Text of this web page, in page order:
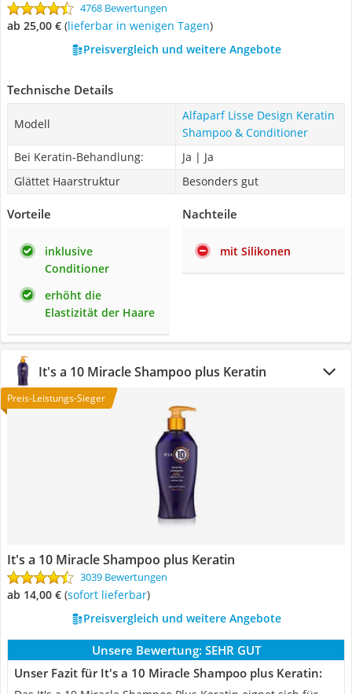
4768 Bewertungen
ab 25,00 € ( Lieferbar in wenigen Tagen)
Preisvergleich und weitere Angebote
Technische Details
Modell
Alfaparf Lisse Design Keratin
Shampoo & Conditioner
Bei Keratin-Behandlung:
Ja | Ja
Glättet Haarstruktur
Besonders gut
Vorteile
inklusive
Conditioner
erhöht die
Elastizität der Haare
Nachteile
mit Silikonen
It's a 10 Miracle Shampoo plus Keratin
Preis-Leistungs-Sieger
It's a 10 Miracle Shampoo plus Keratin
3039 Bewertungen
ab 14,00 € ( Sofort lieferbar)
Preisvergleich und weitere Angebote
Unsere Bewertung: SEHR GUT
Unser Fazit für It's a 10 Miracle Shampoo plus Keratin: